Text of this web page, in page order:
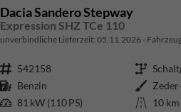
Dacia Sandero Stepway
Expression SHZ TCe 110
unverbindliche Lieferzeit: 05.11.2026
Fahrzeugnr. 542158 Getriebe
Kraftstoff Benzin Außenfarbe
Leistung 81 kW (110 PS) Kilometerstand 10 km